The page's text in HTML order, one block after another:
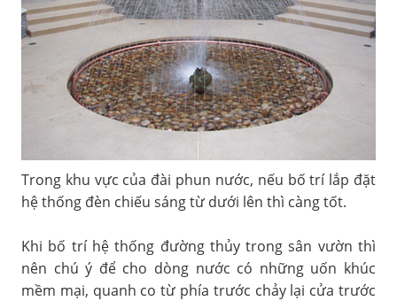
Trong khu vực của đài phun nước, nếu bố trí lắp đặt
hệ thống đèn chiếu sáng từ dưới lên thì càng tốt.
Khi bố trí hệ thống đường thủy trong sân vườn thì
nên chú ý để cho dòng nước có những uốn khúc
mềm mại, quanh co từ phía trước chảy lại cửa trước